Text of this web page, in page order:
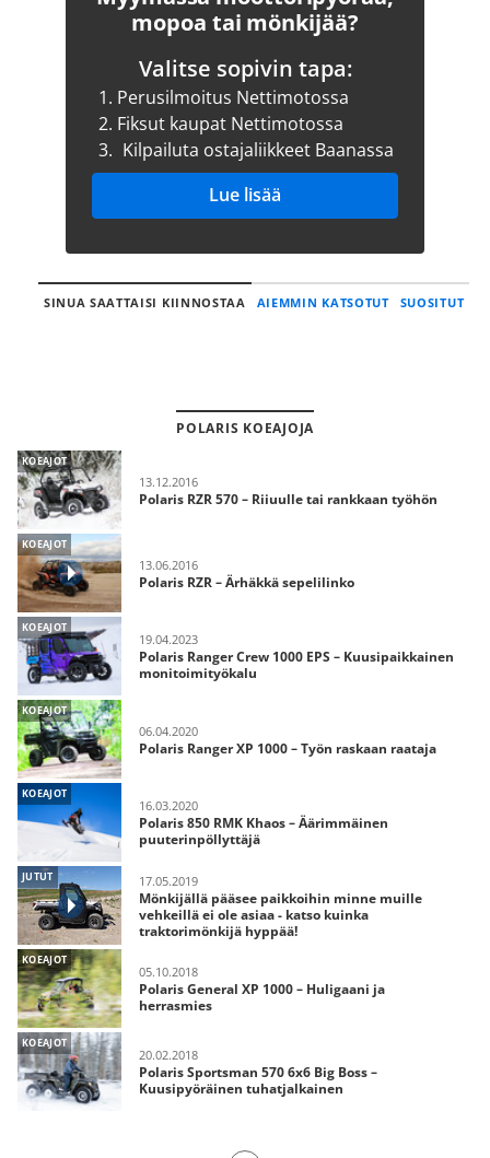
mopoa tai mönkijää?
Valitse sopivin tapa:
1. Perusilmoitus Nettimotossa
2. Fiksut kaupat Nettimotossa
3. Kilpailuta ostajaliikkeet Baanassa
Lue lisää
SINUA SAATTAISI KIINNOSTAA AIEMMIN KATSOTUT SUOSITUT
POLARIS KOEAJOJA
KOEAJOT
13.12.2016
Polaris RZR 570 – Riiuulle tai rankkaan työhön
KOEAJOT
13.06.2016
Polaris RZR – Ärhäkkä sepelilinko
KOEAJOT
19.04.2023
Polaris Ranger Crew 1000 EPS – Kuusipaikkainen
monitoimityökalu
KOEAJOT
06.04.2020
Polaris Ranger XP 1000 – Työn raskaan raataja
KOEAJOT
16.03.2020
Polaris 850 RMK Khaos – Äärimmäinen
puuterinpöllyttäjä
JUTUT 17.05.2019
Mönkijällä pääsee paikkoihin minne muille
vehkeillä ei ole asiaa - katso kuinka
traktorimönkijä hyppää!
KOEAJOT
05.10.2018
Polaris General XP 1000 – Huligaani ja
herrasmies
KOEAJOT
20.02.2018
Polaris Sportsman 570 6x6 Big Boss –
Kuusipyöräinen tuhatjalkainen